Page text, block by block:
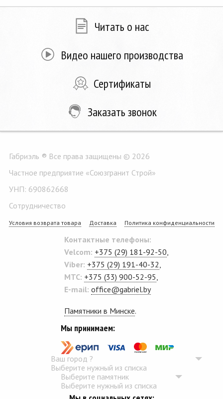
Читать о нас
Видео нашего производства
Сертификаты
Заказать звонок
Габриэль ® Все права защищены © 2026
Частное предприятие «Союзгранит Строй»
УНП: 690862668
Сотрудничество
Условия возврата товара Доставка Политика конфиденциальности
Контактные телефоны:
Velcom: +375 (29) 181-92-50,
Viber: +375 (29) 191-40-32,
MTC: +375 (33) 900-52-95,
E-mail: office@gabriel.by
Памятники в Минске.
Мы принимаем:
Ваш город ?
Выберите нужный из списка
Выберите памятник
Выберите нужный из списка